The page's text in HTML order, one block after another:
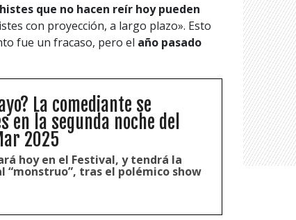
que no hacen reír hoy pueden
con proyección, a largo plazo». Esto
fue un fracaso, pero el año pasado
La comediante se
la segunda noche del
2025
hoy en el Festival, y tendrá la
“monstruo”, tras el polémico show